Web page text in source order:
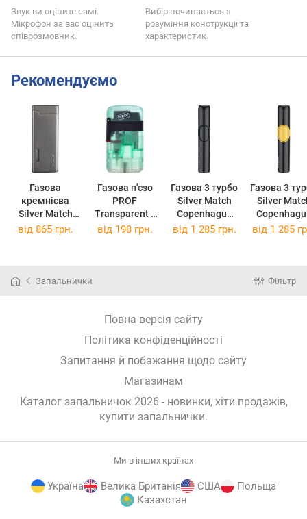
Звук ви оціните самі.
Мікрофон за вас оцінить
співрозмовник.
Вибір починається з
розуміння конструкції та
характеристик.
Рекомендуємо
Газова
кремнієва
Silver Match
Valette метал
Газова п'єзо
PROF
Transparent з
регулятором
Газова 3 турбо
Silver Match
Copenhague
тонка Чорна
Газова 3 турбо
Silver
тонка
від 865 грн. від 198 грн. від 1 285 грн. від 1 285
Запальнички Фільтр
Повна версія сайту
Політика конфіденційності
Запитання й побажання щодо сайту
Магазинам
Каталог запальничок 2026 - новинки, хіти продажів,
купити запальнички.
Ми в інших країнах
Україна Велика Британія США
Польща
Казахстан